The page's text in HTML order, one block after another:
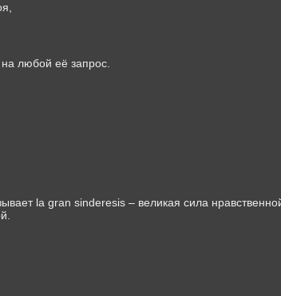
на любой её запрос.
la gran sinderesis – великая сила